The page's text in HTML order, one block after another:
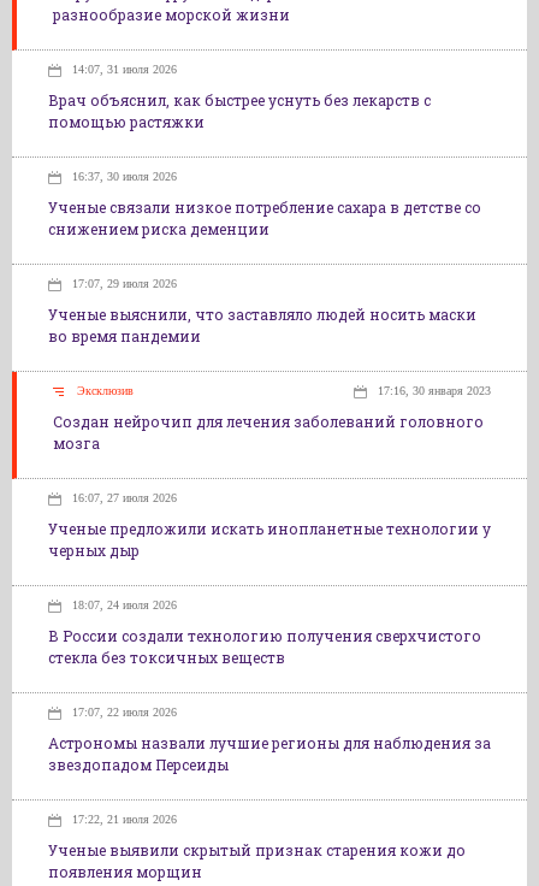
разнообразие морской жизни
14:07, 31 июля 2026
Врач объяснил, как быстрее уснуть без лекарств с
помощью растяжки
16:37, 30 июля 2026
Ученые связали низкое потребление сахара в детстве со
снижением риска деменции
17:07, 29 июля 2026
Ученые выяснили, что заставляло людей носить маски
во время пандемии
Эксклюзив 17:16, 30 января 2023
Создан нейрочип для лечения заболеваний головного
мозга
16:07, 27 июля 2026
Ученые предложили искать инопланетные технологии у
черных дыр
18:07, 24 июля 2026
В России создали технологию получения сверхчистого
стекла без токсичных веществ
17:07, 22 июля 2026
Астрономы назвали лучшие регионы для наблюдения за
звездопадом Персеиды
17:22, 21 июля 2026
Ученые выявили скрытый признак старения кожи до
появления морщин